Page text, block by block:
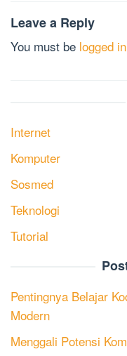
Leave a Reply
You must be logged in
Internet
Komputer
Sosmed
Teknologi
Tutorial
Pentingnya Belajar
Modern
Menggali Potensi